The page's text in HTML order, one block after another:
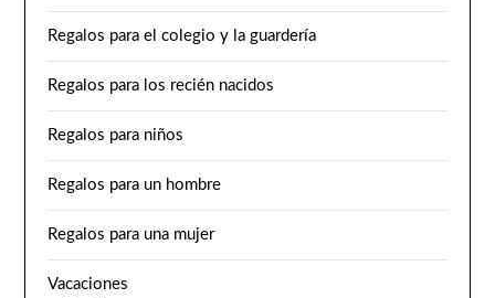
Regalos para el colegio y la guardería
Regalos para los recién nacidos
Regalos para niños
Regalos para un hombre
Regalos para una mujer
Vacaciones